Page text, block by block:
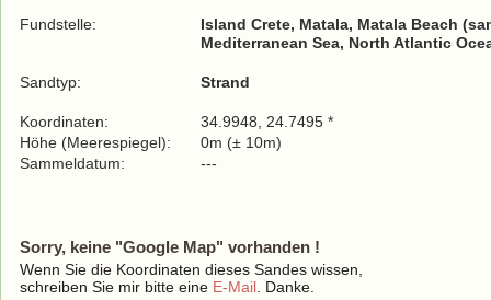
Fundstelle:
Island Crete, Matala, Matala Beach
Mediterranean Sea, North Atlantic
Sandtyp: Strand
Koordinaten:
34.9948, 24.7495 *
Höhe (Meerespiegel):
0m (± 10m)
Sammeldatum:
---
Sorry, keine "Google Map" vorhanden !
Wenn Sie die Koordinaten dieses Sandes wissen,
schreiben Sie mir bitte eine E-Mail . Danke.